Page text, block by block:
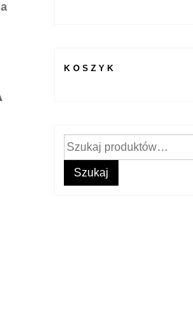
KOSZYK
Szukaj:
Szukaj